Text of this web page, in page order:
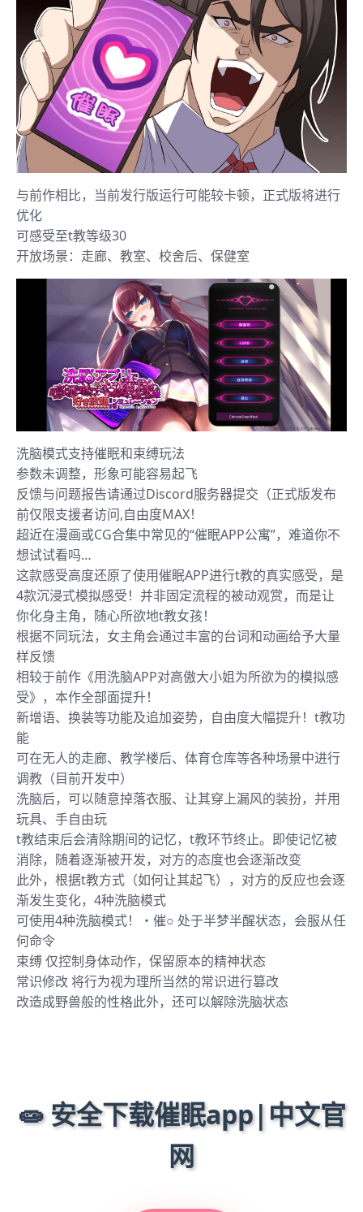
与前作相比，当前发行版运行可能较卡顿，正式版将进行
优化
可感受至t教等级30
开放场景：走廊、教室、校舍后、保健室
洗脑模式支持催眠和束缚玩法
参数未调整，形象可能容易起飞
反馈与问题报告请通过Discord服务器提交（正式版发布
前仅限支援者访问,自由度MAX！
超近在漫画或CG合集中常见的“催眠APP公寓”，难道你不
想试试看吗…
这款感受高度还原了使用催眠APP进行t教的真实感受，是
4款沉浸式模拟感受！并非固定流程的被动观赏，而是让
你化身主角，随心所欲地t教女孩！
根据不同玩法，女主角会通过丰富的台词和动画给予大量
样反馈
相较于前作《用洗脑APP对高傲大小姐为所欲为的模拟感
受》，本作全部面提升！
新增语、换装等功能及追加姿势，自由度大幅提升！t教功
能
可在无人的走廊、教学楼后、体育仓库等各种场景中进行
调教（目前开发中）
洗脑后，可以随意掉落衣服、让其穿上漏风的装扮，并用
玩具、手自由玩
t教结束后会清除期间的记忆，t教环节终止。即使记忆被
消除，随着逐渐被开发，对方的态度也会逐渐改变
此外，根据t教方式（如何让其起飞），对方的反应也会逐
渐发生变化，4种洗脑模式
可使用4种洗脑模式！・催○ 处于半梦半醒状态，会服从任
何命令
束缚 仅控制身体动作，保留原本的精神状态
常识修改 将行为视为理所当然的常识进行篡改
改造成野兽般的性格此外，还可以解除洗脑状态
🧫 安全下载催眠app|中文官
网